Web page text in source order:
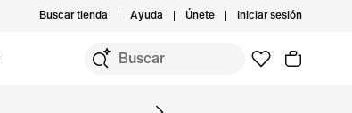
Buscar tienda Ayuda Únete Iniciar sesión